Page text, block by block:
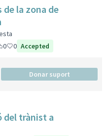
la zona de
0 0 Accepted
Donar suport
del trànist a